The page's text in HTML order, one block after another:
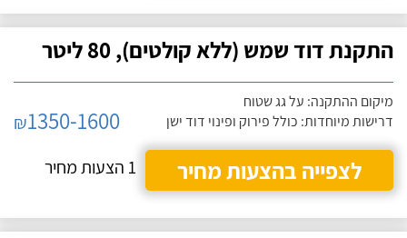
התקנת דוד שמש (ללא קולטים), 80 ליטר
מיקום ההתקנה: על גג שטוח
דרישות מיוחדות: כולל פירוק ופינוי דוד ישן
₪1350-1600
לצפייה בהצעות מחיר
1 הצעות מחיר